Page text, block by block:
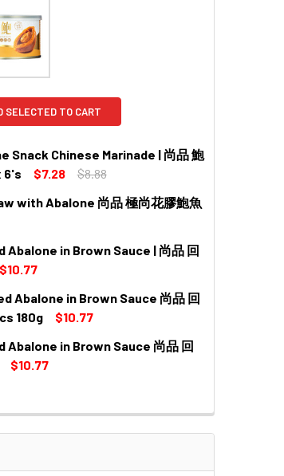
SELECTED TO CART
Snack Chinese Marinade | 尚品 鮑
6's
$7.28
$8.88
PREMIER FOOD ABALONE SNACK CHINESE
OF PREMIER FOOD ABALONE SNACK
with Abalone 尚品 極尚花膠鮑魚
PREMIER FOOD FISH MAW WITH ABALONE 尚品
OF PREMIER FOOD FISH MAW WITH
Abalone in Brown Sauce | 尚品 回
$10.77
PREMIER FOOD BRAISED ABALONE IN BROWN
OF PREMIER FOOD BRAISED ABALONE
Abalone in Brown Sauce 尚品 回
180g
$10.77
PREMIER FOOD BRAISED ABALONE IN BROWN
OF PREMIER FOOD BRAISED ABALONE
Abalone in Brown Sauce 尚品 回
$10.77
PREMIER FOOD BRAISED ABALONE IN BROWN
OF PREMIER FOOD BRAISED ABALONE